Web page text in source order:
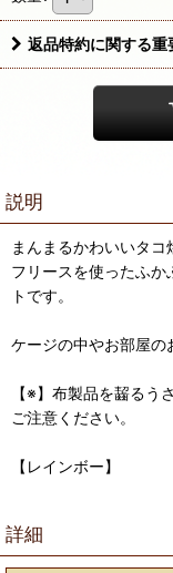
返品特約に関する重
説明
まんまるかわいいタコ
フリースを使ったふか
トです。
ケージの中やお部屋の
【※】布製品を齧るう
ご注意ください。
【レインボー】
詳細